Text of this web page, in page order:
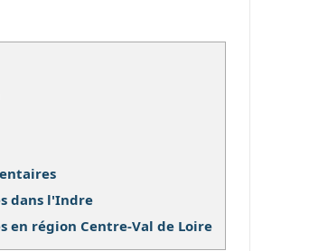
dans l'Indre
en région Centre-Val de Loire